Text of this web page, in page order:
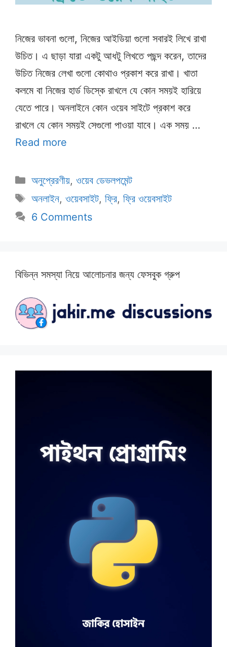
নিজের ভাবনা গুলো, নিজের আইডিয়া গুলো সবারই লিখে রাখা
উচিত। এ ছাড়া যারা একটু আধটু লিখতে পছন্দ করেন, তাদের
উচিত নিজের লেখা গুলো কোথাও প্রকাশ করে রাখা। খাতা
কলমে বা নিজের হার্ড ডিস্কে রাখলে যে কোন সময়ই হারিয়ে
যেতে পারে। অনলাইনে কোন ওয়েব সাইটে প্রকাশ করে
রাখলে যে কোন সময়ই সেগুলো পাওয়া যাবে। এক সময় …
Read more
Categories
অনুপ্রেরণীয়, ওয়েব ডেভলপমেন্ট
Tags
অনলাইন, ওয়েবসাইট, ফ্রি, ফ্রি ওয়েবসাইট
6 Comments
বিভিন্ন সমস্যা নিয়ে আলোচনার জন্য ফেসবুক গ্রুপ